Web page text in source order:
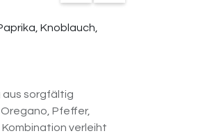
Knoblauch,
aus sorgfältig
Pfeffer,
Kombination verleiht